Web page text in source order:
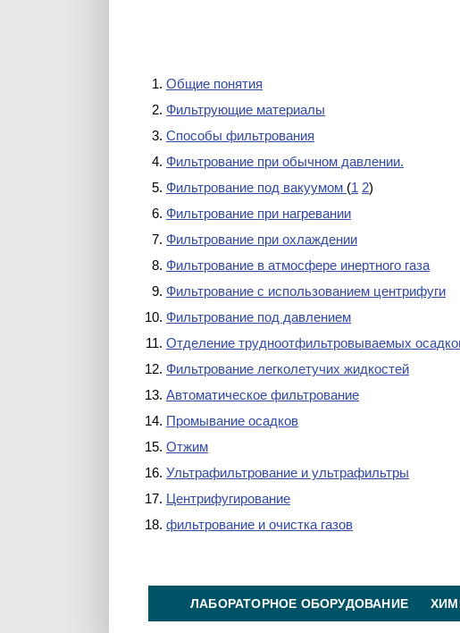
Общие понятия
Фильтрующие материалы
Способы фильтрования
Фильтрование при обычном давлении.
Фильтрование под вакуумом (1 2)
Фильтрование при нагревании
Фильтрование при охлаждении
Фильтрование в атмосфере инертного газа
Фильтрование с использованием центрифуги
Фильтрование под давлением
Отделение трудноотфильтровываемых
Фильтрование легколетучих жидкостей
Автоматическое фильтрование
Промывание осадков
Отжим
Ультрафильтрование и ультрафильтры
Центрифугирование
фильтрование и очистка газов
ЛАБОРАТОРНОЕ ОБОРУДОВАНИЕ